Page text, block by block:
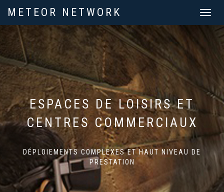
Toggle
METEOR NETWORK
ESPACES DE LOISIRS ET
CENTRES COMMERCIAUX
DÉPLOIEMENTS COMPLEXES ET HAUT NIVEAU DE
PRESTATION